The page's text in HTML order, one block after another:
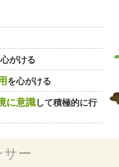
がける
を心がける
に意識して積極的に行
ー